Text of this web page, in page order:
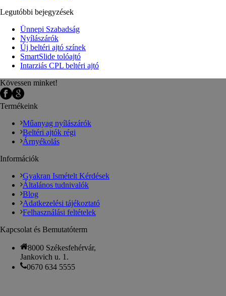
Legutóbbi bejegyzések
Ünnepi Szabadság
Nyílászárók
Új beltéri ajtó színek
SmartSlide tolóajtó
Intarziás CPL beltéri ajtó
Kövessen minket!
Termékeink
Műanyag nyílászárók
Beltéri ajtók régi
Árnyékolás
Információk
Gyakran Ismételt Kérdések
Általános tudnivalók
Blog
Adatkezelési tájékoztató
Felhasználási feltételek
Kapcsolat és Bemutatóterm
8000 Székesfehérvár,
Jankovich u. 1.
0670 634 5555